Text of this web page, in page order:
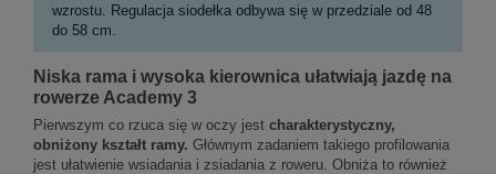
wzrostu. Regulacja siodełka odbywa się w przedziale od 48
do 58 cm.
Niska rama i wysoka kierownica ułatwiają jazdę na
rowerze Academy 3
Pierwszym co rzuca się w oczy jest charakterystyczny,
obniżony kształt ramy. Głównym zadaniem takiego profilowania
jest ułatwienie wsiadania i zsiadania z roweru. Obniża to również